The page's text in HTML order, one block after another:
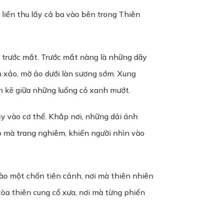
thu lấy cả ba vào bên trong Thiên
mắt. Trước mắt nàng là những dãy
mờ ảo dưới làn sương sớm. Xung
giữa những luống cỏ xanh mướt.
vào cơ thể. Khắp nơi, những dải ánh
trang nghiêm, khiến người nhìn vào
một chốn tiên cảnh, nơi mà thiên nhiên
thiên cung cổ xưa, nơi mà từng phiến